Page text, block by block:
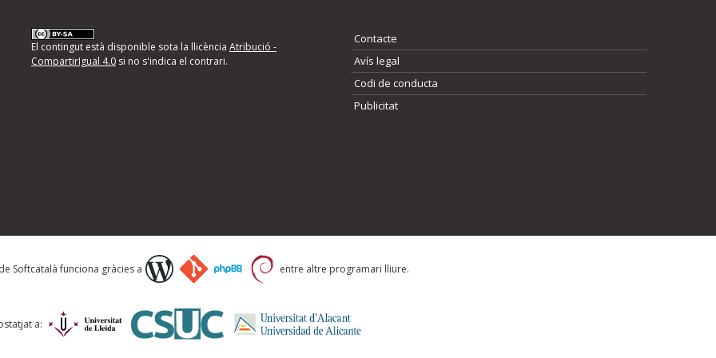
d'errors
següents i descriviu quina és la millora que
El contingut està disponible sota la llicència Atribució -
CompartirIgual 4.0si no s'indica el contrari.
Contacte
Avís legal
Codi de conducta
Publicitat
Softcatalà funciona gràcies a entre altre programari lliure.
a: